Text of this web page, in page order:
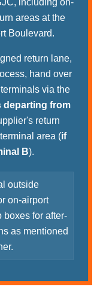
areas at the
Boulevard.
return lane,
hand over
via the
departing from
return
area (if
B).
outside
on-airport
for after-
as mentioned